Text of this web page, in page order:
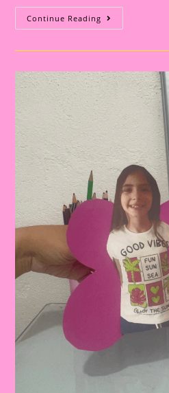
Continue Reading ATIVIDADE
INTERATIVA
O
PARA
EDUCAÇÃO
INFANTIL